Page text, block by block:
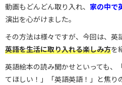
動画もどんどん取り入れ、 家の中で
演出を心がけました。
その方法は様々ですが、今回は、英
英語を生活に取り入れる楽しみ方を
英語絵本の読み聞かせといっても、
てほしい！」「英語英語！」と焦り